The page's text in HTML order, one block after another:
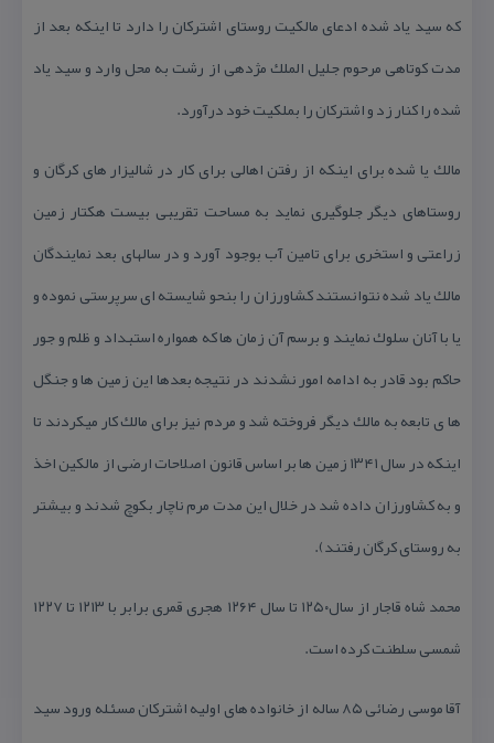
كه سید یاد شده ادعای مالكیت روستای اشتركان را دارد تا اینكه بعد از
مدت كوتاهی مرحوم جلیل الملك مژدهی از رشت به محل وارد و سید یاد
شده را كنار زد و اشتركان را بملكیت خود درآورد.
مالك یا شده برای اینكه از رفتن اهالی برای كار در شالیزار های كرگان و
روستاهای دیگر جلوگیری نماید به مساحت تقریبی بیست هكتار زمین
زراعتی و استخری برای تامین آب بوجود آورد و در سالهای بعد نمایندگان
مالك یاد شده نتوانستند كشاورزان را بنحو شایسته ای سرپرستی نموده و
یا با آنان سلوك نمایند و برسم آن زمان ها كه همواره استبداد و ظلم و جور
حاكم بود قادر به ادامه امور نشدند در نتیجه بعدها این زمین ها و جنگل
ها ی تابعه به مالك دیگر فروخته شد و مردم نیز برای مالك كار میكردند تا
اینكه در سال ۱۳۴۱ زمین ها بر اساس قانون اصلاحات ارضی از مالكین اخذ
و به كشاورزان داده شد در خلال این مدت مرم ناچار بكوچ شدند و بیشتر
به روستای كرگان رفتند).
محمد شاه قاجار از سال۱۲۵۰ تا سال ۱۲۶۴ هجری قمری برابر با ۱۲۱۳ تا ۱۲۲۷
شمسی سلطنت كرده است.
آقا موسی رضائی ۸۵ ساله از خانواده های اولیه اشتركان مسئله ورود سید